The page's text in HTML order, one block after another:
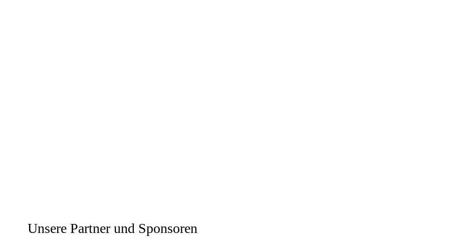
Unsere Partner und Sponsoren